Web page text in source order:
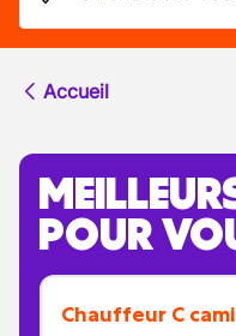
Accueil
POUR
Chauffeur C